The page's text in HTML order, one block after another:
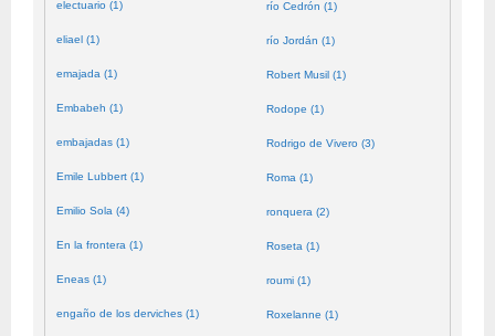
electuario (1)
eliael (1)
emajada (1)
Embabeh (1)
embajadas (1)
Emile Lubbert (1)
Emilio Sola (4)
En la frontera (1)
Eneas (1)
engaño de los derviches (1)
río Cedrón (1)
río Jordán (1)
Robert Musil (1)
Rodope (1)
Rodrigo de Vivero (3)
Roma (1)
ronquera (2)
Roseta (1)
roumi (1)
Roxelanne (1)